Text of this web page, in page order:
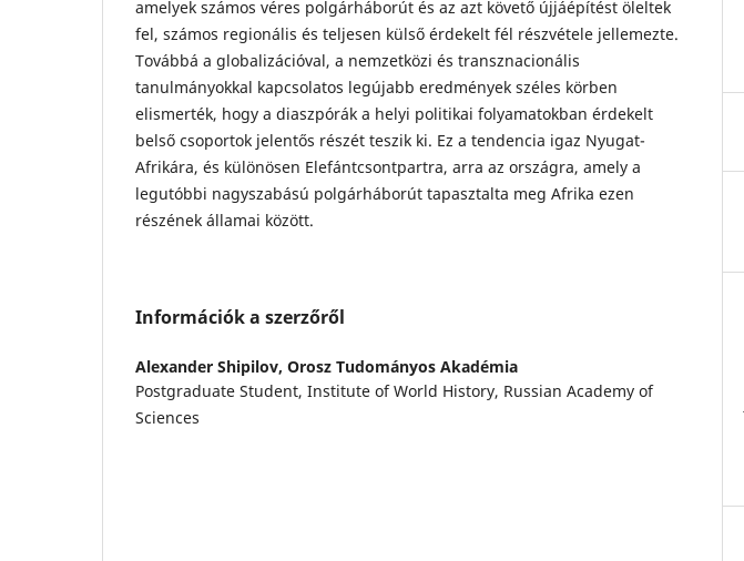
amelyek számos véres polgárháborút és az azt követő újjáépítést öleltek
fel, számos regionális és teljesen külső érdekelt fél részvétele jellemezte.
Továbbá a globalizációval, a nemzetközi és transznacionális
tanulmányokkal kapcsolatos legújabb eredmények széles körben
elismerték, hogy a diaszpórák a helyi politikai folyamatokban érdekelt
belső csoportok jelentős részét teszik ki. Ez a tendencia igaz Nyugat-
Afrikára, és különösen Elefántcsontpartra, arra az országra, amely a
legutóbbi nagyszabású polgárháborút tapasztalta meg Afrika ezen
részének államai között.
Információk a szerzőről
Alexander Shipilov, Orosz Tudományos Akadémia
Postgraduate Student, Institute of World History, Russian Academy of
Sciences